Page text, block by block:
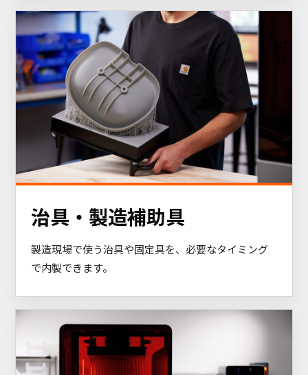
治具・製造補助具
製造現場で使う治具や固定具を、必要なタイミング
で内製できます。